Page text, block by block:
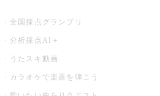
全国採点グランプリ
分析採点AI＋
うたスキ動画
カラオケで楽器を弾こう